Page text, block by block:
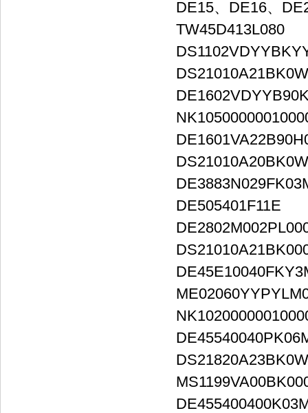
DE15、DE16、
TW45D413L080
DE505401F11E